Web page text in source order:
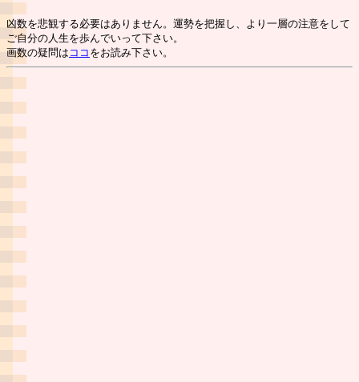
凶数を悲観する必要はありません。運勢を把握し、より一層の注意をして
ご自分の人生を歩んでいって下さい。
画数の疑問は ココ をお読み下さい。